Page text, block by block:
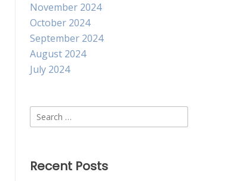
November 2024
October 2024
September 2024
August 2024
July 2024
Search
for:
Recent Posts